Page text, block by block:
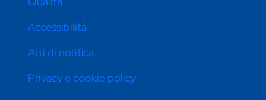
Accessibilità
Atti di notifica
Privacy e cookie policy